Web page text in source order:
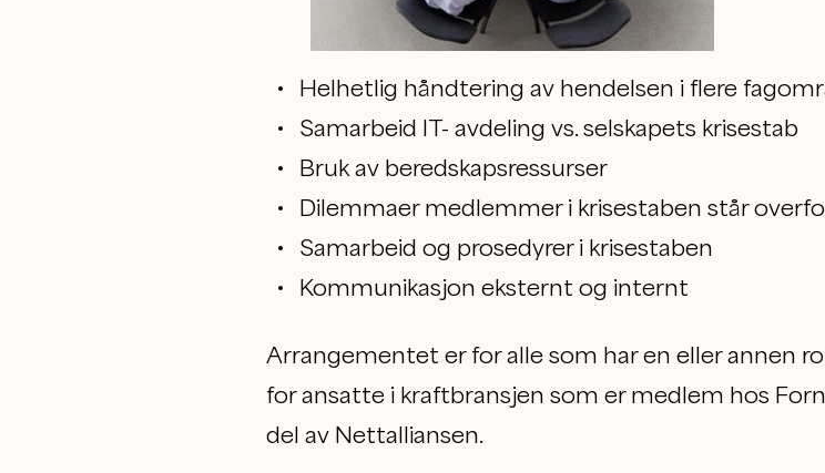
Helhetlig håndtering av hendelsen i flere
Samarbeid IT- avdeling vs. selskapets krisestab
Bruk av beredskapsressurser
Dilemmaer medlemmer i krisestaben står
Samarbeid og prosedyrer i krisestaben
Kommunikasjon eksternt og internt
Arrangementet er for alle som har en eller annen
for ansatte i kraftbransjen som er medlem hos
del av Nettalliansen.